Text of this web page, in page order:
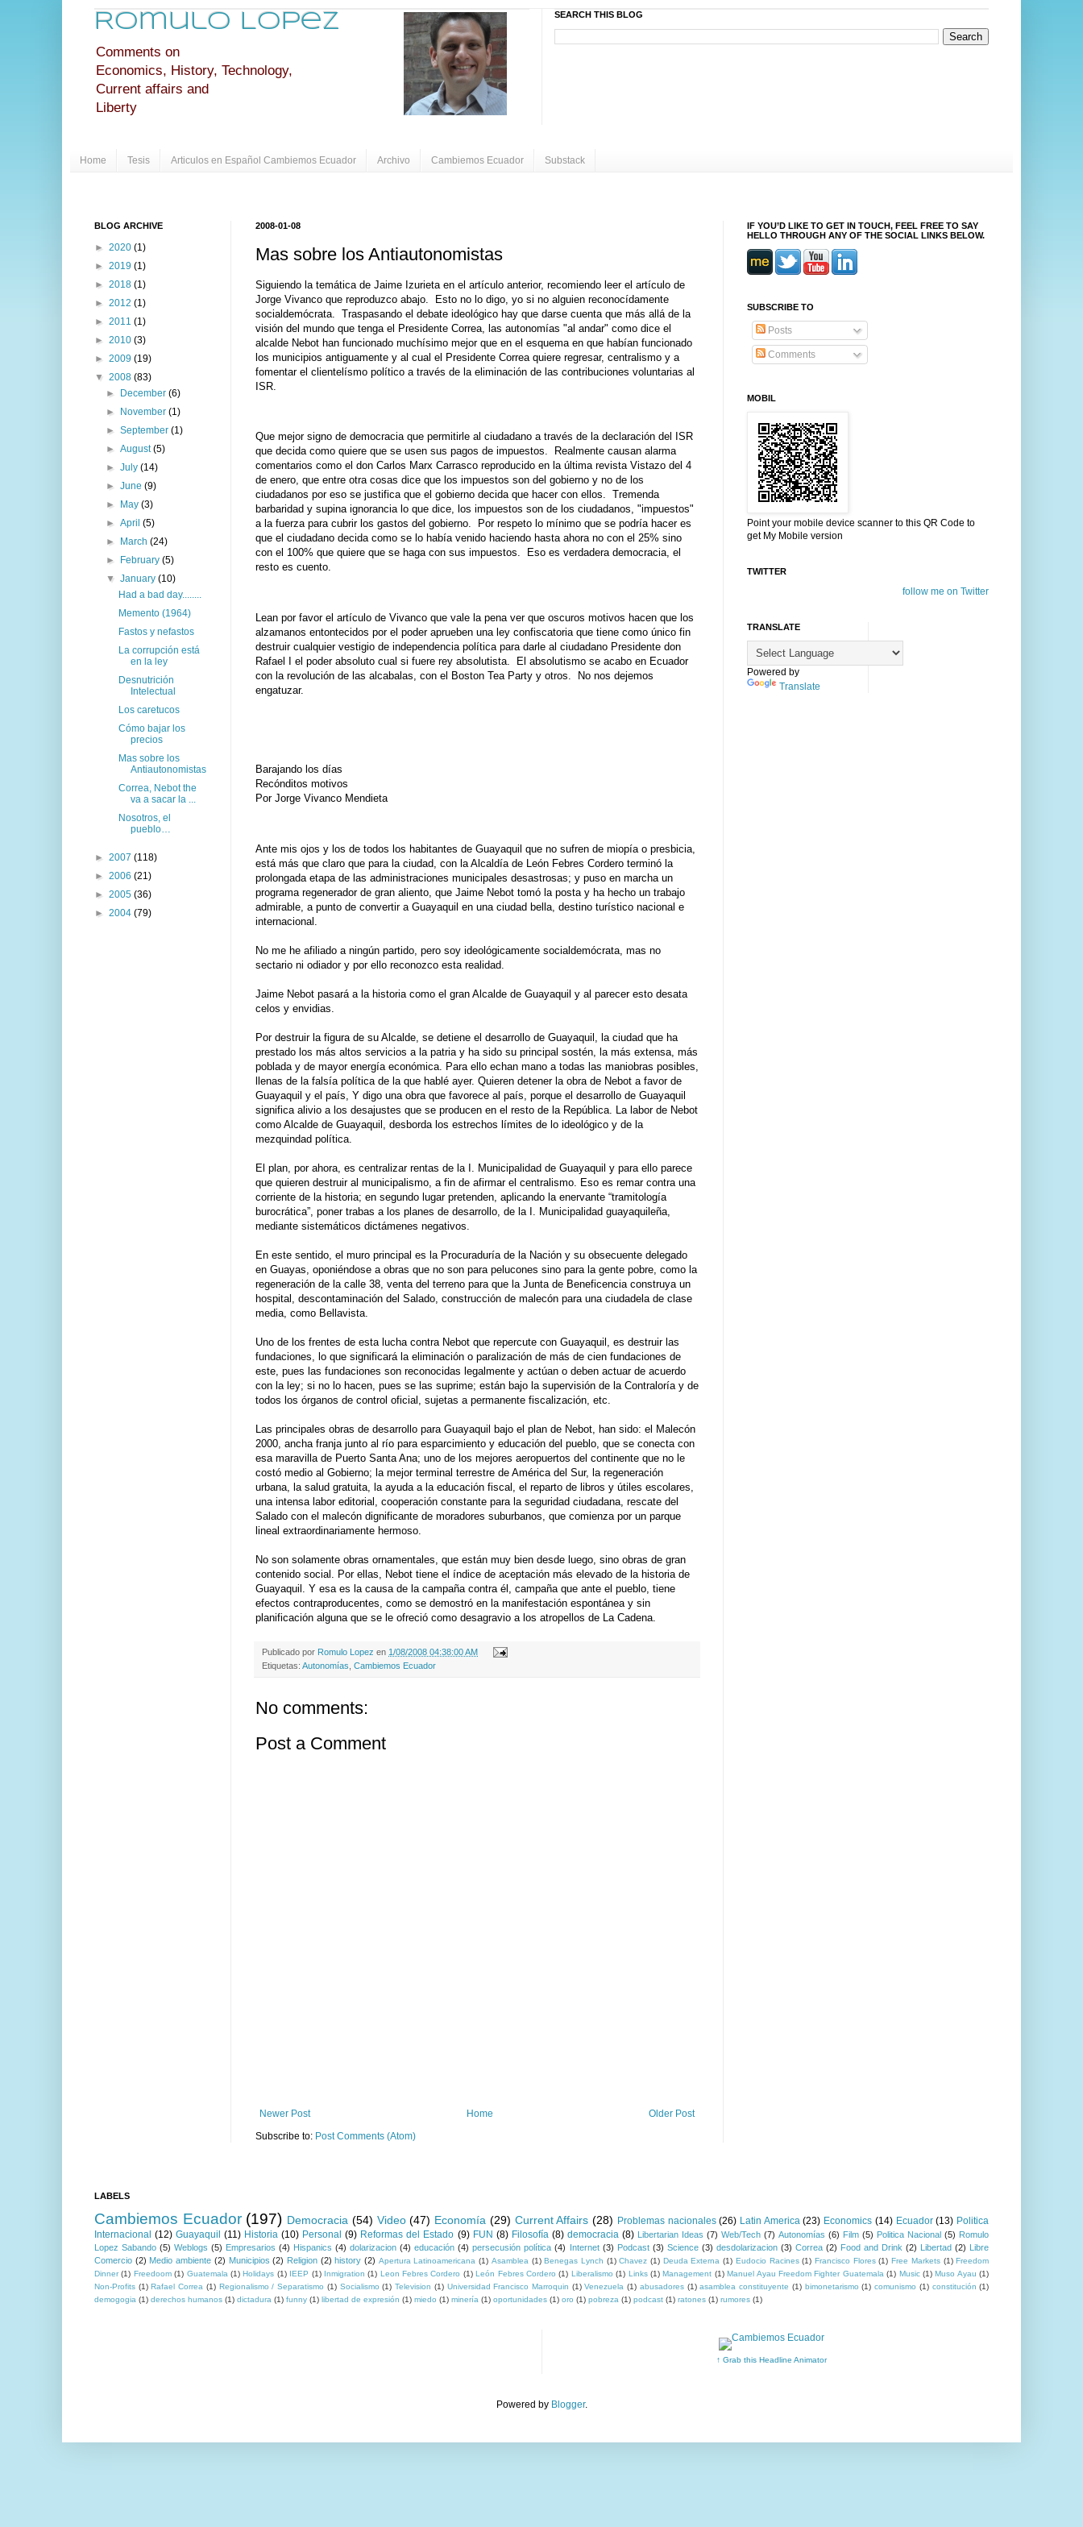
Romulo Lopez
Comments on
Economics, History, Technology,
Current affairs and
Liberty
SEARCH THIS BLOG
Home Tesis Articulos en Español Cambiemos Ecuador Archivo Cambiemos Ecuador Substack
2008-01-08
Mas sobre los Antiautonomistas
Siguiendo la temática de Jaime Izurieta en el artículo anterior, recomiendo leer el artículo de
Jorge Vivanco que reproduzco abajo. Esto no lo digo, yo si no alguien reconocídamente
socialdemócrata. Traspasando el debate ideológico hay que darse cuenta que más allá de la
visión del mundo que tenga el Presidente Correa, las autonomías "al andar" como dice el
alcalde Nebot han funcionado muchísimo mejor que en el esquema en que habían funcionado
los municipios antiguamente y al cual el Presidente Correa quiere regresar, centralismo y a
fomentar el clientelísmo político a través de la eliminación de las contribuciones voluntarias al
ISR.
Que mejor signo de democracia que permitirle al ciudadano a través de la declaración del ISR
que decida como quiere que se usen sus pagos de impuestos. Realmente causan alarma
comentarios como el don Carlos Marx Carrasco reproducido en la última revista Vistazo del 4
de enero, que entre otra cosas dice que los impuestos son del gobierno y no de los
ciudadanos por eso se justifica que el gobierno decida que hacer con ellos. Tremenda
barbaridad y supina ignorancia lo que dice, los impuestos son de los ciudadanos, "impuestos"
a la fuerza para cubrir los gastos del gobierno. Por respeto lo mínimo que se podría hacer es
que el ciudadano decida como se lo había venido haciendo hasta ahora no con el 25% sino
con el 100% que quiere que se haga con sus impuestos. Eso es verdadera democracia, el
resto es cuento.
Lean por favor el artículo de Vivanco que vale la pena ver que oscuros motivos hacen que los
alzamanos entontecidos por el poder aprueben una ley confiscatoria que tiene como único fin
destruir cualquier vestigio de independencia política para darle al ciudadano Presidente don
Rafael I el poder absoluto cual si fuere rey absolutista. El absolutismo se acabo en Ecuador
con la revolución de las alcabalas, con el Boston Tea Party y otros. No nos dejemos
engatuzar.
Barajando los días
Recónditos motivos
Por Jorge Vivanco Mendieta
Ante mis ojos y los de todos los habitantes de Guayaquil que no sufren de miopía o presbicia,
está más que claro que para la ciudad, con la Alcaldía de León Febres Cordero terminó la
prolongada etapa de las administraciones municipales desastrosas; y puso en marcha un
programa regenerador de gran aliento, que Jaime Nebot tomó la posta y ha hecho un trabajo
admirable, a punto de convertir a Guayaquil en una ciudad bella, destino turístico nacional e
internacional.
No me he afiliado a ningún partido, pero soy ideológicamente socialdemócrata, mas no
sectario ni odiador y por ello reconozco esta realidad.
Jaime Nebot pasará a la historia como el gran Alcalde de Guayaquil y al parecer esto desata
celos y envidias.
Por destruir la figura de su Alcalde, se detiene el desarrollo de Guayaquil, la ciudad que ha
prestado los más altos servicios a la patria y ha sido su principal sostén, la más extensa, más
poblada y de mayor energía económica. Para ello echan mano a todas las maniobras posibles,
llenas de la falsía política de la que hablé ayer. Quieren detener la obra de Nebot a favor de
Guayaquil y el país, Y digo una obra que favorece al país, porque el desarrollo de Guayaquil
significa alivio a los desajustes que se producen en el resto de la República. La labor de Nebot
como Alcalde de Guayaquil, desborda los estrechos límites de lo ideológico y de la
mezquindad política.
El plan, por ahora, es centralizar rentas de la I. Municipalidad de Guayaquil y para ello parece
que quieren destruir al municipalismo, a fin de afirmar el centralismo. Eso es remar contra una
corriente de la historia; en segundo lugar pretenden, aplicando la enervante “tramitología
burocrática”, poner trabas a los planes de desarrollo, de la I. Municipalidad guayaquileña,
mediante sistemáticos dictámenes negativos.
En este sentido, el muro principal es la Procuraduría de la Nación y su obsecuente delegado
en Guayas, oponiéndose a obras que no son para pelucones sino para la gente pobre, como la
regeneración de la calle 38, venta del terreno para que la Junta de Beneficencia construya un
hospital, descontaminación del Salado, construcción de malecón para una ciudadela de clase
media, como Bellavista.
Uno de los frentes de esta lucha contra Nebot que repercute con Guayaquil, es destruir las
fundaciones, lo que significará la eliminación o paralización de más de cien fundaciones de
este, pues las fundaciones son reconocidas legalmente y actúan o deben actuar de acuerdo
con la ley; si no lo hacen, pues se las suprime; están bajo la supervisión de la Contraloría y de
todos los órganos de control oficial, sujetas a permanente fiscalización, etc.
Las principales obras de desarrollo para Guayaquil bajo el plan de Nebot, han sido: el Malecón
2000, ancha franja junto al río para esparcimiento y educación del pueblo, que se conecta con
esa maravilla de Puerto Santa Ana; uno de los mejores aeropuertos del continente que no le
costó medio al Gobierno; la mejor terminal terrestre de América del Sur, la regeneración
urbana, la salud gratuita, la ayuda a la educación fiscal, el reparto de libros y útiles escolares,
una intensa labor editorial, cooperación constante para la seguridad ciudadana, rescate del
Salado con el malecón dignificante de moradores suburbanos, que comienza por un parque
lineal extraordinariamente hermoso.
No son solamente obras ornamentales, que están muy bien desde luego, sino obras de gran
contenido social. Por ellas, Nebot tiene el índice de aceptación más elevado de la historia de
Guayaquil. Y esa es la causa de la campaña contra él, campaña que ante el pueblo, tiene
efectos contraproducentes, como se demostró en la manifestación espontánea y sin
planificación alguna que se le ofreció como desagravio a los atropellos de La Cadena.
Publicado por Romulo Lopez en 1/08/2008 04:38:00 AM
Etiquetas: Autonomías Cambiemos Ecuador
No comments:
Post a Comment
Newer Post Older Post
Home
Subscribe to: Post Comments (Atom)
BLOG ARCHIVE
► 2020 (1)
► 2019 (1)
► 2018 (1)
► 2012 (1)
► 2011 (1)
► 2010 (3)
► 2009 (19)
▼ 2008 (83)
►
December(6)
►
November(1)
►September(1)
►August(5)
►July(14)
►June(9)
►
May(3)
►April(5)
►
March(24)
►
February(5)
▼January(10)
Had a bad day........
Memento (1964)
Fastos y nefastos
La corrupción está
en la ley
Desnutrición
Intelectual
Los caretucos
Cómo bajar los
precios
Mas sobre los
Antiautonomistas
Correa, Nebot the
va a sacar la ...
Nosotros, el
pueblo…
► 2007 (118)
► 2006 (21)
► 2005 (36)
► 2004 (79)
IF YOU’D LIKE TO GET IN TOUCH, FEEL FREE TO SAY
HELLO THROUGH ANY OF THE SOCIAL LINKS BELOW.
SUBSCRIBE TO
Posts
Comments
MOBIL
Point your mobile device scanner to this QR Code to
get My Mobile version
TWITTER
follow me on Twitter
TRANSLATE
Powered by
Translate
LABELS
Cambiemos Ecuador (197) Democracia (54) Video (47) Economía (29) Current Affairs (28) Problemas nacionales (26) Latin America (23) Economics (14) Ecuador (13) Politica
Internacional (12) Guayaquil (11) Historia (10) Personal (9) Reformas del Estado (9) FUN (8) Filosofía (8) democracia (8) Libertarian Ideas (7) Web/Tech (7) Autonomías (6) Film (5) Politica Nacional (5) Romulo
Lopez Sabando (5) Weblogs (5) Empresarios (4) Hispanics (4) dolarizacion (4) educación (4) persecusión política (4) Internet (3) Podcast (3) Science (3) desdolarizacion (3) Correa (2) Food and Drink (2) Libertad (2) Libre
Comercio (2) Medio ambiente (2) Municipios (2) Religion (2) history (2) Apertura Latinoamericana (1) Asamblea (1) Benegas Lynch (1) Chavez (1) Deuda Externa (1) Eudocio Racines (1) Francisco Flores (1) Free Markets (1) Freedom
Dinner (1) Freedoom (1) Guatemala (1) Holidays (1) IEEP (1) Inmigration (1) Leon Febres Cordero (1) León Febres Cordero (1) Liberalismo (1) Links (1) Management (1) Manuel Ayau Freedom Fighter Guatemala (1) Music (1) Muso Ayau (1)
Non-Profits (1) Rafael Correa (1) Regionalismo / Separatismo (1) Socialismo (1) Television (1) Universidad Francisco Marroquin (1) Venezuela (1) abusadores (1) asamblea constituyente (1) bimonetarismo (1) comunismo (1) constitución (1)
demogogia (1) derechos humanos (1) dictadura (1) funny (1) libertad de expresión (1) miedo (1) minería (1) oportunidades (1) oro (1) pobreza (1) podcast (1) ratones (1) rumores (1)
↑ Grab this Headline Animator
Powered by Blogger.